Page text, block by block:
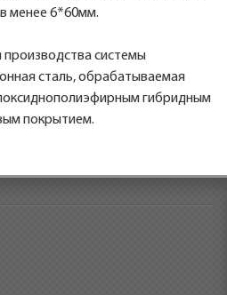
менее 6*60мм.
производства системы
сталь, обрабатываемая
гибридным
покрытием.